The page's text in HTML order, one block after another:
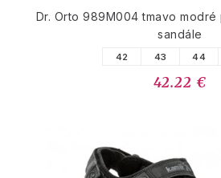
Dr. Orto 989M004 tmavo
sandále
42 43 44
42.22 €